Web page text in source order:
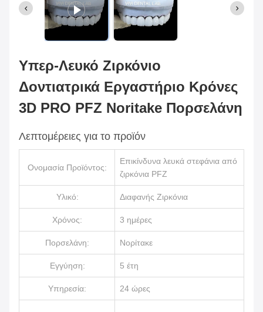
Υπερ-Λευκό Ζιρκόνιο
Δοντιατρικά Εργαστήριο Κρόνες
3D PRO PFZ Noritake Πορσελάνη
Λεπτομέρειες για το προϊόν
Ονομασία Προϊόντος:
Επικίνδυνα λευκά στεφάνια από
ζιρκόνια PFZ
Υλικό: Διαφανής Ζιρκόνια
Χρόνος: 3 ημέρες
Πορσελάνη: Νορίτακε
Εγγύηση: 5 έτη
Υπηρεσία: 24 ώρες